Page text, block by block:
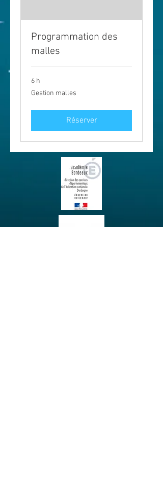
Programmation des
malles
6 h
Gestion
malles
Gestion malles
Réserver